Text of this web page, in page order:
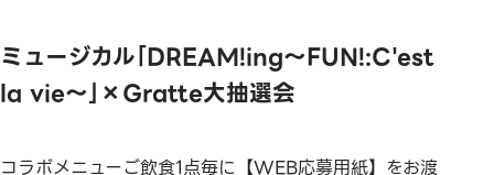
ミュージカル｢DREAM!ing～FUN!:C'est
la vie～｣×Gratte大抽選会
コラボメニューご飲食1点毎に【WEB応募用紙】をお渡